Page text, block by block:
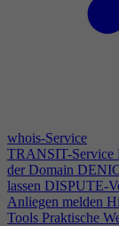
whois-Service
TRANSIT-Service
der Domain
lassen DISPUTE-
Anliegen melden
Tools Praktische